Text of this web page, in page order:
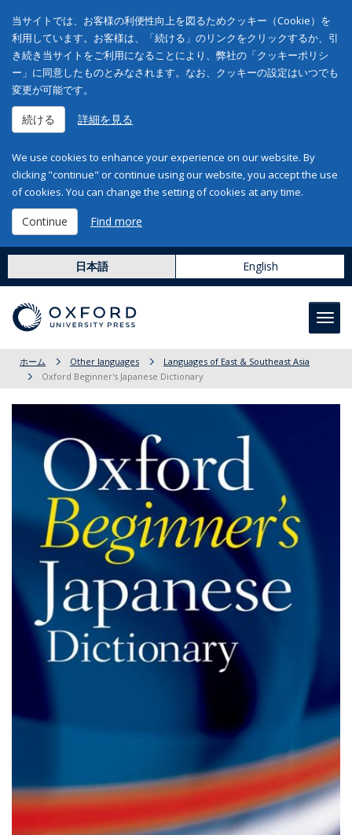
当サイトでは、お客様の利便性向上を図るためクッキー（Cookie）を
利用しています。お客様は、「続ける」のリンクをクリックするか、引
き続き当サイトをご利用になることにより、弊社の「クッキーポリシ
ー」に同意したものとみなされます。なお、クッキーの設定はいつでも
変更が可能です。
続ける 詳細を見る
We use cookies to enhance your experience on our website. By
clicking "continue" or continue using our website, you accept the use
of cookies. You can change the setting of cookies at any time.
Continue Find more
日本語 English
ホーム Other languages
Languages of East & Southeast Asia
Oxford Beginner's Japanese Dictionary